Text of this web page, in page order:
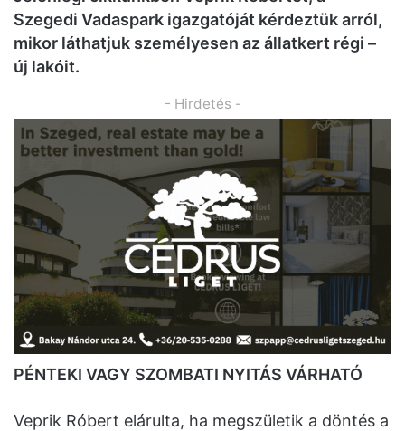
Szegedi Vadaspark igazgatóját kérdeztük arról,
mikor láthatjuk személyesen az állatkert régi –
új lakóit.
- Hirdetés -
PÉNTEKI VAGY SZOMBATI NYITÁS VÁRHATÓ
Veprik Róbert elárulta, ha megszületik a döntés a